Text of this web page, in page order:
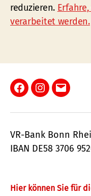
reduzieren.
verarbeitet werden.
Facebook
Instagram
E-
VR-Bank Bonn
IBAN DE58 3706
Hier können Sie für